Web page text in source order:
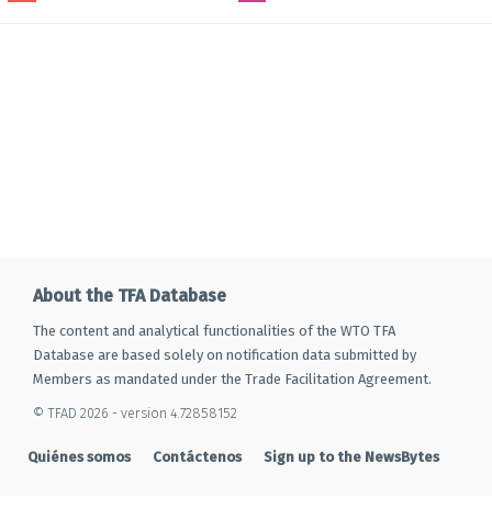
About the TFA Database
The content and analytical functionalities of the WTO TFA
Database are based solely on notification data submitted by
Members as mandated under the Trade Facilitation Agreement.
© TFAD 2026 - version 4.72858152
Quiénes somos Contáctenos Sign up to the NewsBytes